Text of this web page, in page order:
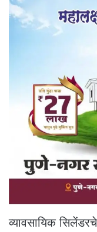
व्यावसायिक